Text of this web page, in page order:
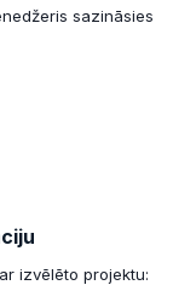
sazināsies
izvēlēto projektu: